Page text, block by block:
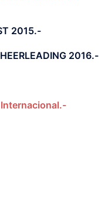
2015.-
2016.-